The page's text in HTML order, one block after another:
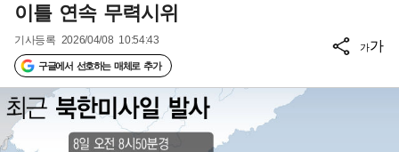
이틀 연속 무력시위
기사등록 2026/04/08 10:54:43
구글에서 선호하는 매체로 추가
가가